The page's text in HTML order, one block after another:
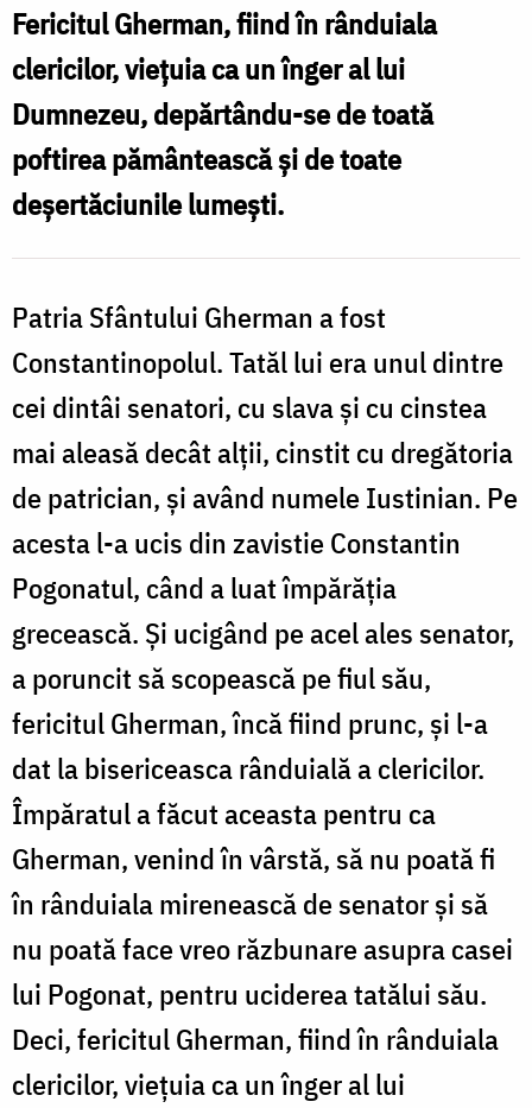
Gherman,
Patriarhul
Constantinopolului
Fericitul Gherman, fiind în rânduiala
clericilor, viețuia ca un înger al lui
Dumnezeu, depărtându-se de toată
poftirea pământească și de toate
deșertăciunile lumești.
Patria Sfântului Gherman a fost
Constantinopolul. Tatăl lui era unul dintre
cei dintâi senatori, cu slava și cu cinstea
mai aleasă decât alții, cinstit cu dregătoria
de patrician, și având numele Iustinian. Pe
acesta l-a ucis din zavistie Constantin
Pogonatul, când a luat împărăția
grecească. Și ucigând pe acel ales senator,
a poruncit să scopească pe fiul său,
fericitul Gherman, încă fiind prunc, și l-a
dat la bisericeasca rânduială a clericilor.
Împăratul a făcut aceasta pentru ca
Gherman, venind în vârstă, să nu poată fi
în rânduiala mirenească de senator și să
nu poată face vreo răzbunare asupra casei
lui Pogonat, pentru uciderea tatălui său.
Deci, fericitul Gherman, fiind în rânduiala
clericilor, viețuia ca un înger al lui